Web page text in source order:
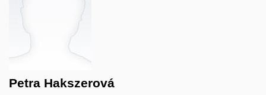
Petra Hakszerová